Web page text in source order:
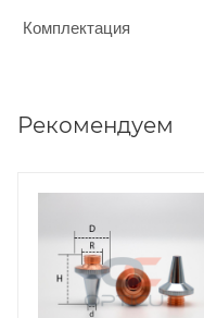
Комплектация
Рекомендуем